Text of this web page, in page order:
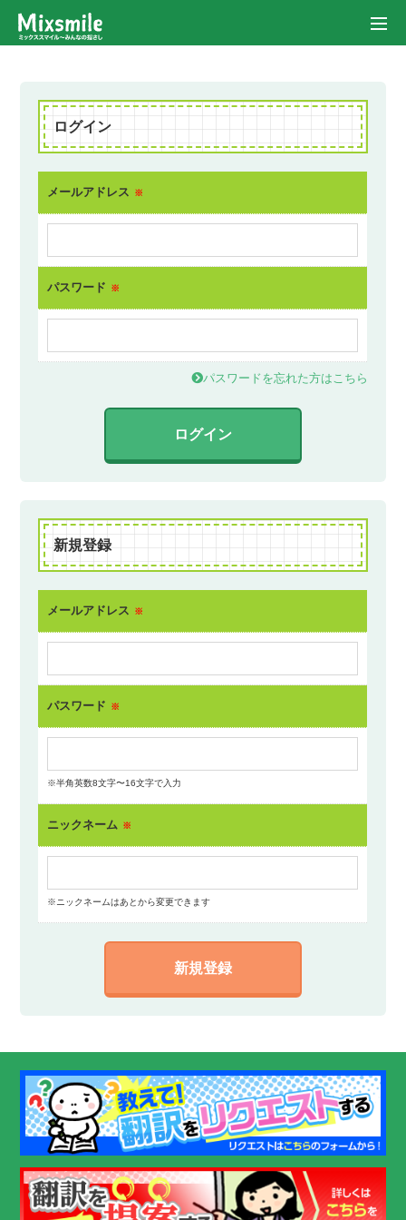
ログイン
メールアドレス ※
パスワード ※
パスワードを忘れた方はこちら
ログイン
新規登録
メールアドレス ※
パスワード ※
※半角英数8文字〜16文字で入力
ニックネーム ※
※ニックネームはあとから変更できます
新規登録